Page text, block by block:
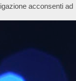
acconsenti ad